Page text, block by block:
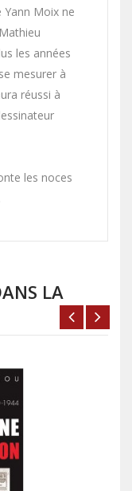
Moix ne
les années
mesurer à
réussi à
les noces
LA